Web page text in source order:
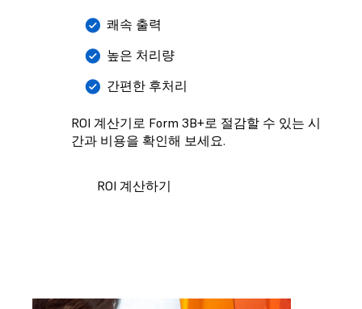
쾌속 출력
높은 처리량
간편한 후처리
ROI 계산기로 Form 3B+로 절감할 수 있는 시
간과 비용을 확인해 보세요.
ROI 계산하기